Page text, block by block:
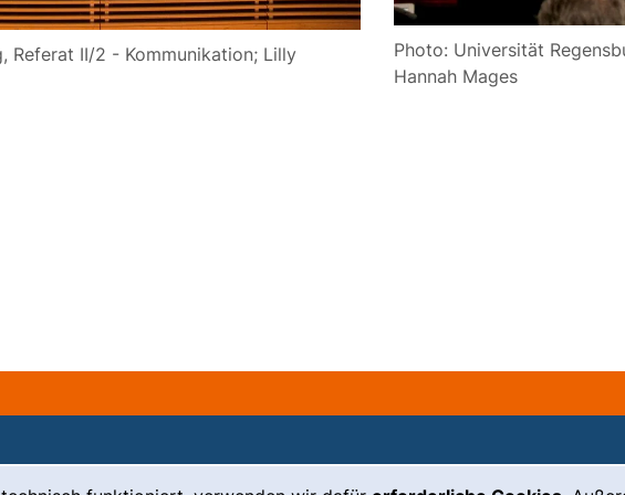
Referat II/2 - Kommunikation; Lilly
Photo: Universität
Hannah Mages